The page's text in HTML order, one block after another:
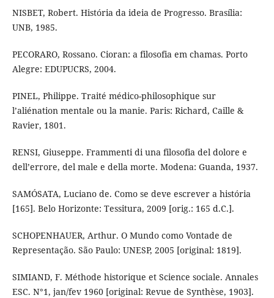
NISBET, Robert. História da ideia de Progresso. Brasília:
UNB, 1985.
PECORARO, Rossano. Cioran: a filosofia em chamas. Porto
Alegre: EDUPUCRS, 2004.
PINEL, Philippe. Traité médico-philosophique sur
l’aliénation mentale ou la manie. Paris: Richard, Caille &
Ravier, 1801.
RENSI, Giuseppe. Frammenti di una filosofia del dolore e
dell’errore, del male e della morte. Modena: Guanda, 1937.
SAMÓSATA, Luciano de. Como se deve escrever a história
[165]. Belo Horizonte: Tessitura, 2009 [orig.: 165 d.C.].
SCHOPENHAUER, Arthur. O Mundo como Vontade de
Representação. São Paulo: UNESP, 2005 [original: 1819].
SIMIAND, F. Méthode historique et Science sociale. Annales
ESC. N°1, jan/fev 1960 [original: Revue de Synthèse, 1903].